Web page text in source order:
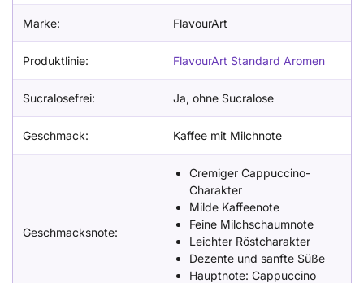
Marke: FlavourArt
Produktlinie: FlavourArt Standard Aromen
Sucralosefrei: Ja, ohne Sucralose
Geschmack: Kaffee mit Milchnote
Geschmacksnote:
Cremiger Cappuccino-
Charakter
Milde Kaffeenote
Feine Milchschaumnote
Leichter Röstcharakter
Dezente und sanfte Süße
Hauptnote: Cappuccino